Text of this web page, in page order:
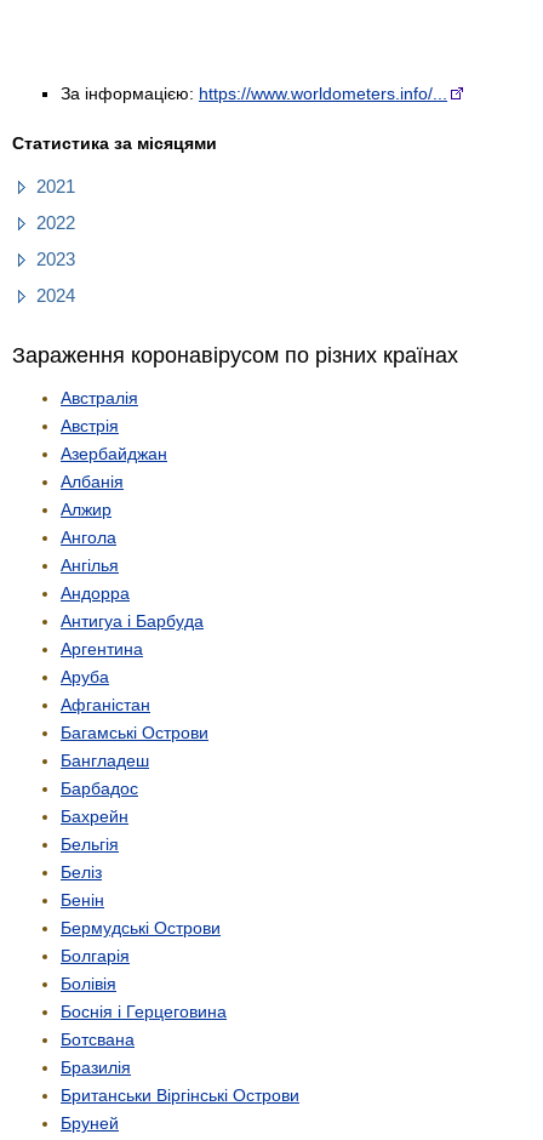
За інформацією: https://www.worldometers.info/...
Статистика за місяцями
2021
2022
2023
2024
Зараження коронавірусом по різних країнах
Австралія
Австрія
Азербайджан
Албанія
Алжир
Ангола
Ангілья
Андорра
Антигуа і Барбуда
Аргентина
Аруба
Афганістан
Багамські Острови
Бангладеш
Барбадос
Бахрейн
Бельгія
Беліз
Бенін
Бермудські Острови
Болгарія
Болівія
Боснія і Герцеговина
Ботсвана
Бразилія
Британськи Віргінські Острови
Бруней